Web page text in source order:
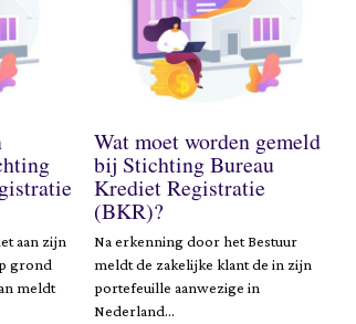
aan zijn
grond
meldt
Wat moet worden gemeld
bij Stichting Bureau
Krediet Registratie
(BKR)?
Na erkenning door het Bestuur
meldt de zakelijke klant de in zijn
portefeuille aanwezige in
Nederland…